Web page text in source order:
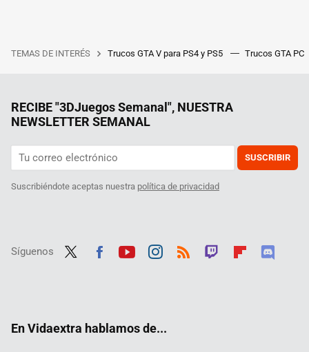
TEMAS DE INTERÉS Trucos GTA V para PS4 y PS5 Trucos GTA PC
RECIBE "3DJuegos Semanal", NUESTRA
NEWSLETTER SEMANAL
SUSCRIBIR
Suscribiéndote aceptas nuestra política de privacidad
Síguenos
En Vidaextra hablamos de...